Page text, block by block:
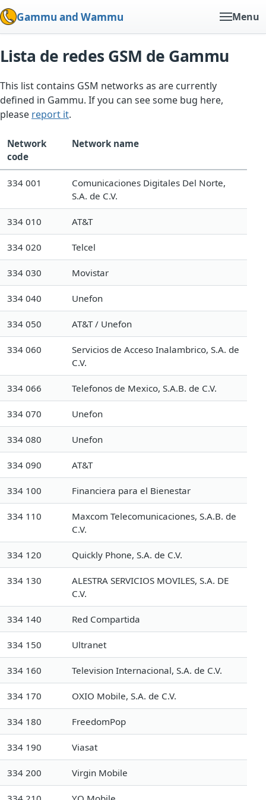
Gammu and Wammu Menu
Lista de redes GSM de Gammu
This list contains GSM networks as are currently
defined in Gammu. If you can see some bug here,
please report it.
Network
code
Network name
334 001
Comunicaciones Digitales Del Norte,
S.A. de C.V.
334 010 AT&T
334 020 Telcel
334 030 Movistar
334 040 Unefon
334 050 AT&T / Unefon
334 060
Servicios de Acceso Inalambrico, S.A. de
C.V.
334 066 Telefonos de Mexico, S.A.B. de C.V.
334 070 Unefon
334 080 Unefon
334 090 AT&T
334 100 Financiera para el Bienestar
334 110
Maxcom Telecomunicaciones, S.A.B. de
C.V.
334 120 Quickly Phone, S.A. de C.V.
334 130
ALESTRA SERVICIOS MOVILES, S.A. DE
C.V.
334 140 Red Compartida
334 150 Ultranet
334 160 Television Internacional, S.A. de C.V.
334 170 OXIO Mobile, S.A. de C.V.
334 180 FreedomPop
334 190 Viasat
334 200 Virgin Mobile